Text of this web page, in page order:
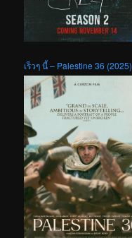
เร็วๆ นี้ – Palestine 36 (2025)